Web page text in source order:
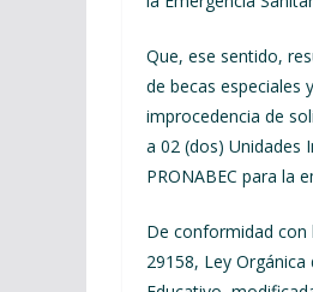
Que, ese sentido,
de becas especiales
improcedencia de
a 02 (dos) Unidades
PRONABEC para la
De conformidad con
29158, Ley